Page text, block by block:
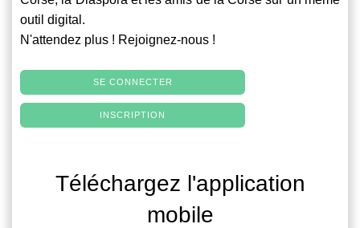
outil digital.
N'attendez plus ! Rejoignez-nous !
SE CONNECTER
INSCRIPTION
Téléchargez l'application
mobile